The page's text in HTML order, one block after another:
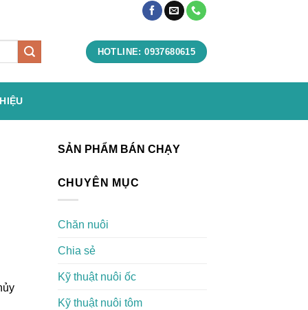
HOTLINE: 0937680615
SẢN PHẨM BÁN CHẠY
CHUYÊN MỤC
Chăn nuôi
Chia sẻ
Kỹ thuật nuôi ốc
Kỹ thuật nuôi tôm